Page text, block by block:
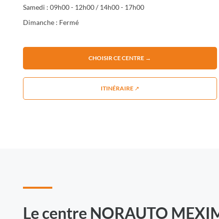
Samedi : 09h00 - 12h00 / 14h00 - 17h00
Dimanche : Fermé
CHOISIR CE CENTRE →
ITINÉRAIRE ↗
Le centre NORAUTO